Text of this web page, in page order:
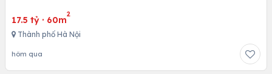
17.5 tỷ · 60m
2
Thành phố Hà Nội
hôm qua